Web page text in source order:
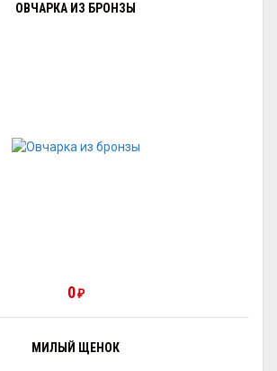
ОВЧАРКА ИЗ БРОНЗЫ
0₽
МИЛЫЙ ЩЕНОК